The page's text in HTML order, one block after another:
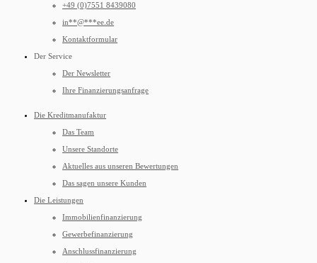
+49 (0)7551 8439080
in**@***ee.de
Kontaktformular
Der Service
Der Newsletter
Ihre Finanzierungsanfrage
Die Kreditmanufaktur
Das Team
Unsere Standorte
Aktuelles aus unseren Bewertungen
Das sagen unsere Kunden
Die Leistungen
Immobilienfinanzierung
Gewerbefinanzierung
Anschlussfinanzierung